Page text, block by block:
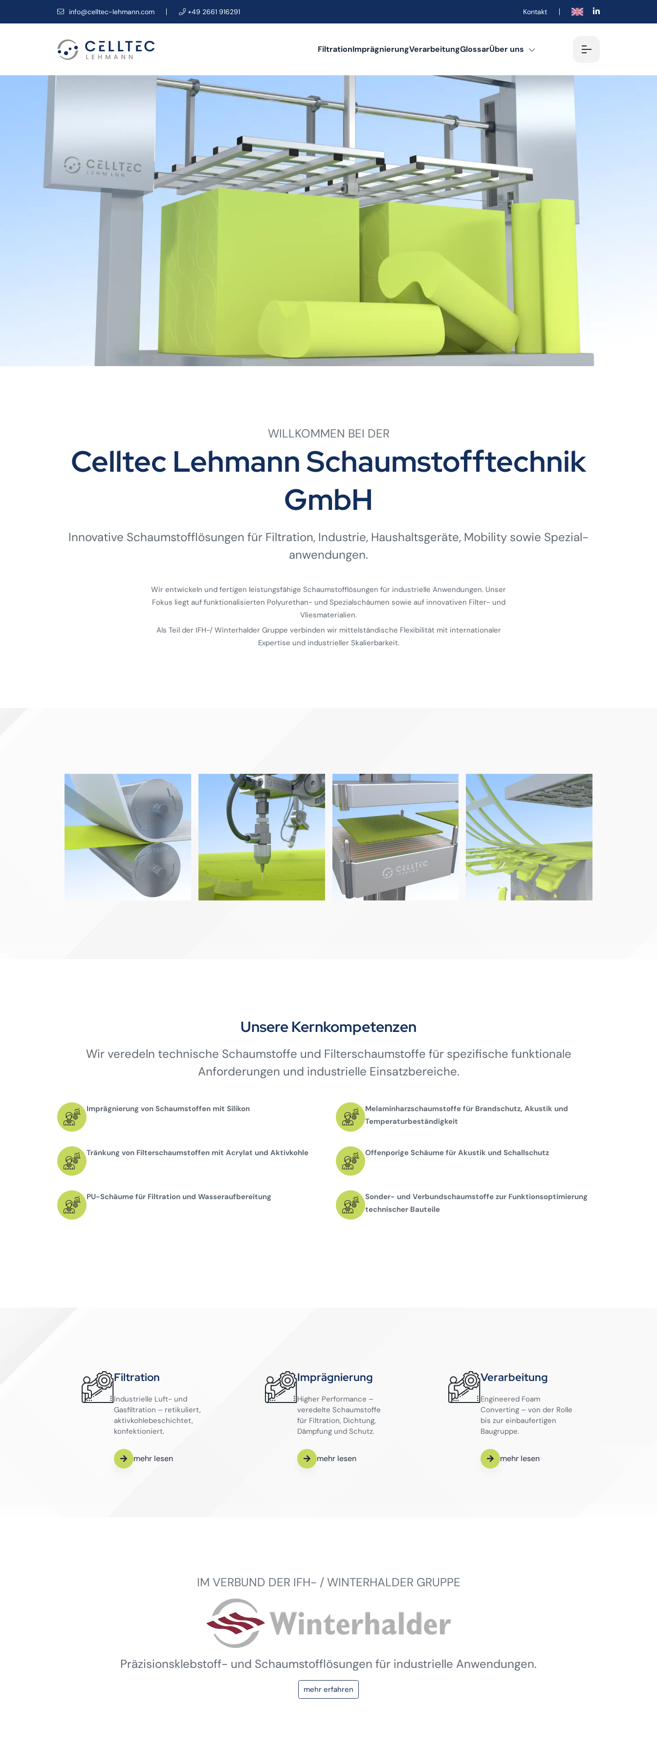
info@celltec-lehmann.com +49 2661 916291 Kontakt
English
FiltrationImprägnierungVerarbeitungGlossarÜber uns
WILLKOMMEN BEI DER
Celltec Lehmann Schaumstofftechnik
GmbH
Innovative Schaumstoff­lösungen für Filtration, Industrie, Haushalts­geräte, Mobility sowie Spezial­
anwendungen.
Wir entwickeln und fertigen leistungsfähige Schaumstofflösungen für industrielle Anwendungen. Unser
Fokus liegt auf funktionalisierten Polyurethan- und Spezialschäumen sowie auf innovativen Filter- und
Vliesmaterialien.
Als Teil der IFH-/ Winterhalder Gruppe verbinden wir mittelständische Flexibilität mit internationaler
Expertise und industrieller Skalierbarkeit.
Unsere Kernkompetenzen
Wir veredeln technische Schaumstoffe und Filterschaumstoffe für spezifische funktionale
Anforderungen und industrielle Einsatzbereiche.
Imprägnierung von Schaumstoffen mit Silikon
Tränkung von Filterschaumstoffen mit Acrylat und Aktivkohle
PU-Schäume für Filtration und Wasseraufbereitung
Melaminharzschaumstoffe für Brandschutz, Akustik und
Temperaturbeständigkeit
Offenporige Schäume für Akustik und Schallschutz
Sonder- und Verbundschaumstoffe zur Funktionsoptimierung
technischer Bauteile
Filtration
Industrielle Luft- und
Gasfiltration – retikuliert,
aktivkohlebeschichtet,
konfektioniert.
mehr lesen
Imprägnierung
Higher Performance –
veredelte Schaumstoffe
für Filtration, Dichtung,
Dämpfung und Schutz.
mehr lesen
Verarbeitung
Engineered Foam
Converting – von der Rolle
bis zur einbaufertigen
Baugruppe.
mehr lesen
IM VERBUND DER IFH- / WINTERHALDER GRUPPE
Präzisionsklebstoff- und Schaumstofflösungen für industrielle Anwendungen.
mehr erfahren